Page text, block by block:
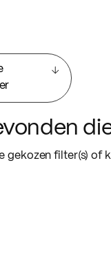
gekozen filter(s) of